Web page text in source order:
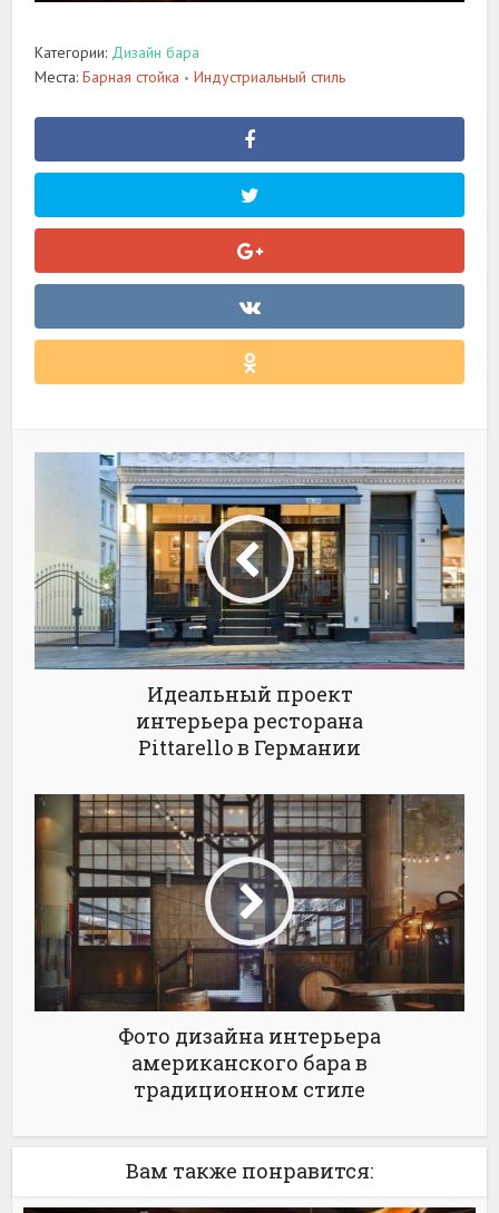
Категории: Дизайн бара
Места:Барная стойка • Индустриальный стиль
Идеальный проект
интерьера ресторана
Pittarello в Германии
Фото дизайна интерьера
американского бара в
традиционном стиле
Вам также понравится: